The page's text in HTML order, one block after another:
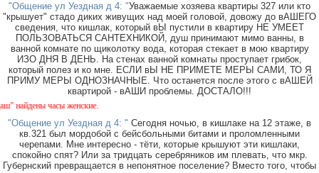
"Общение ул Уездная д 4: "Уважаемые хозяева квартиры 327 или кто
"крышует" стадо диких живущих над моей головой, довожу до вАШЕГО
сведения, что кишлак, который вЫ пустили в квартиру НЕ УМЕЕТ
ПОЛЬЗОВАТЬСЯ САНТЕХНИКОЙ, душ принимают мимо ванны, в
ванной комнате по щиколотку вода, которая стекает в мою квартиру
ИЗО ДНЯ В ДЕНЬ. На стенах ванной комнаты проступает грибок,
который полез и ко мне. ЕСЛИ вЫ НЕ ПРИМЕТЕ МЕРЫ САМИ, ТО Я
ПРИМУ МЕРЫ ОДНОЗНАЧНЫЕ. Что останется после этого с вАШЕЙ
квартирой - вАШИ проблемы. ДОСТАЛО!!!
часы женские.
"Общение ул Уездная д 4: " Сегодня ночью, в кишлаке на 12 этаже, в
кв.321 был мордобой с бейсбольными битами и проломленными
черепами. Мне интересно - тёти, которые крышуют эти кишлаки,
спокойно спят? Или за тридцать серебряников им плевать, что мкр.
Губернский превращается в непонятное поселение? Вместо того, чтобы